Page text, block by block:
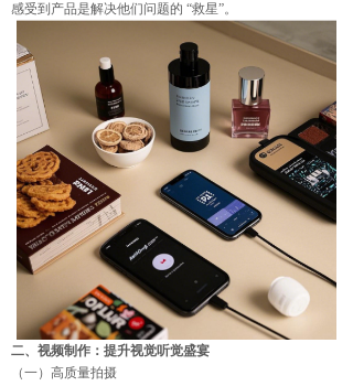
感受到产品是解决他们问题的 “救星”。
二、视频制作：提升视觉听觉盛宴
（一）高质量拍摄